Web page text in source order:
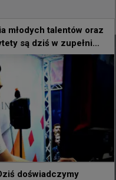
młodych talentów oraz
są dziś w zupełnie
doświadczymy